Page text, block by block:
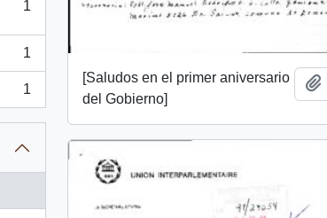
1
1
1
[Saludos en el primer aniversario
del Gobierno]